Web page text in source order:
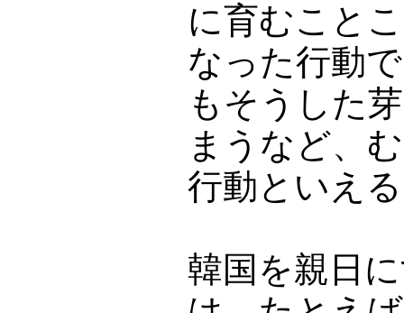
に育むこと
なった行動
もそうした
まうなど、
行動といえ
韓国を親日